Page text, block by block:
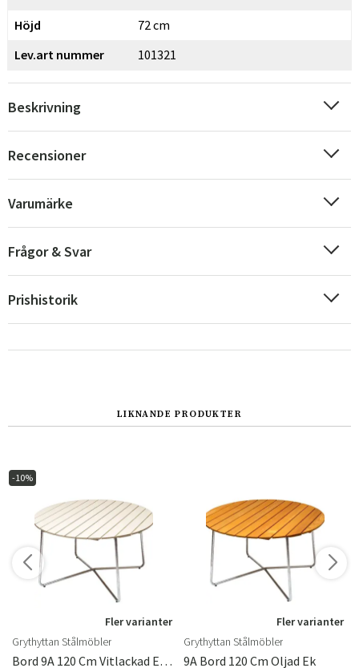
Norge
Suomi
Höjd
72 cm
Lev.art nummer
101321
Beskrivning
Recensioner
Varumärke
Frågor & Svar
Prishistorik
LIKNANDE PRODUKTER
-10%
Fler varianter
Grythyttan Stålmöbler
Bord 9A 120 Cm Vitlackad Ek / Varmförzinkat Stativ
Fler varianter
Grythyttan Stålmöbler
9A Bord 120 Cm Oljad Ek